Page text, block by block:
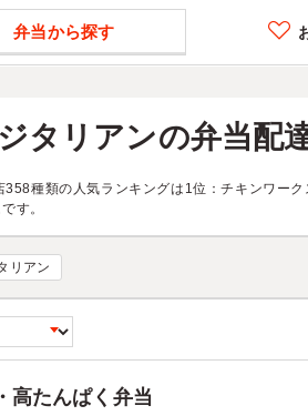
弁当から探す
タリアンの弁当配
種類の人気ランキングは1位：チキンワー
す。
リアン
高たんぱく弁当